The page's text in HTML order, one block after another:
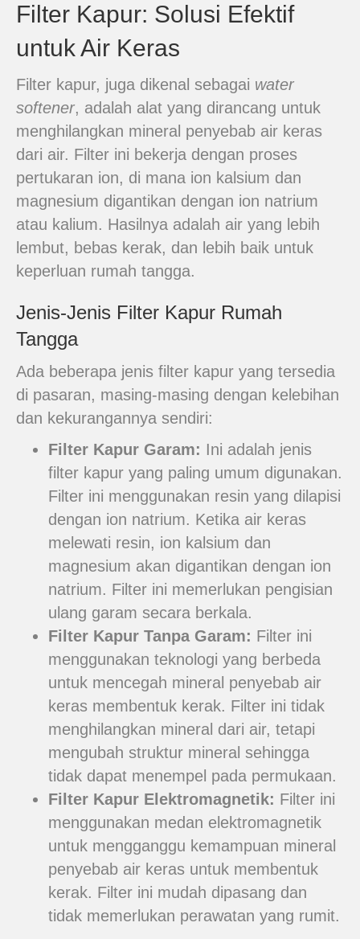
Filter Kapur: Solusi Efektif
untuk Air Keras
Filter kapur, juga dikenal sebagai water
softener, adalah alat yang dirancang untuk
menghilangkan mineral penyebab air keras
dari air. Filter ini bekerja dengan proses
pertukaran ion, di mana ion kalsium dan
magnesium digantikan dengan ion natrium
atau kalium. Hasilnya adalah air yang lebih
lembut, bebas kerak, dan lebih baik untuk
keperluan rumah tangga.
Jenis-Jenis Filter Kapur Rumah
Tangga
Ada beberapa jenis filter kapur yang tersedia
di pasaran, masing-masing dengan kelebihan
dan kekurangannya sendiri:
Filter Kapur Garam: Ini adalah jenis
filter kapur yang paling umum digunakan.
Filter ini menggunakan resin yang dilapisi
dengan ion natrium. Ketika air keras
melewati resin, ion kalsium dan
magnesium akan digantikan dengan ion
natrium. Filter ini memerlukan pengisian
ulang garam secara berkala.
Filter Kapur Tanpa Garam: Filter ini
menggunakan teknologi yang berbeda
untuk mencegah mineral penyebab air
keras membentuk kerak. Filter ini tidak
menghilangkan mineral dari air, tetapi
mengubah struktur mineral sehingga
tidak dapat menempel pada permukaan.
Filter Kapur Elektromagnetik: Filter ini
menggunakan medan elektromagnetik
untuk mengganggu kemampuan mineral
penyebab air keras untuk membentuk
kerak. Filter ini mudah dipasang dan
tidak memerlukan perawatan yang rumit.